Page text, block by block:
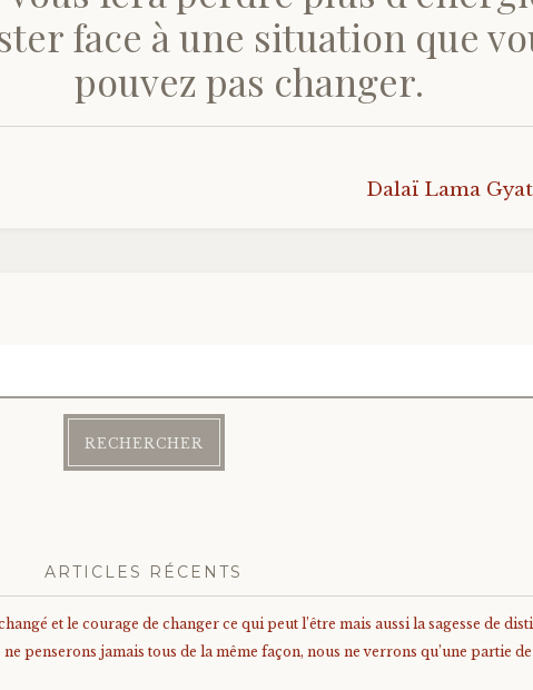
face à une situation que
pouvez pas changer.
Dalaï Lama
ARTICLES RÉCENTS
et le courage de changer ce qui peut l’être mais aussi la sagesse de
penserons jamais tous de la même façon, nous ne verrons qu’une partie